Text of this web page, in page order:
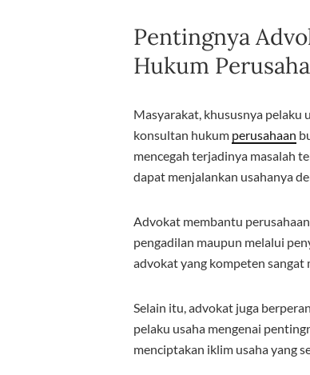
Pentingnya
Hukum
Masyarakat, khususnya pelaku
konsultan hukum perusahaan
mencegah terjadinya masalah
dapat menjalankan usahanya
Advokat membantu
pengadilan maupun melalui
advokat yang kompeten
Selain itu, advokat juga
pelaku usaha mengenai
menciptakan iklim usaha yang